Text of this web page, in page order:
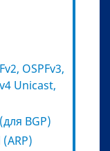
OSPFv3,
Unicast,
BGP)